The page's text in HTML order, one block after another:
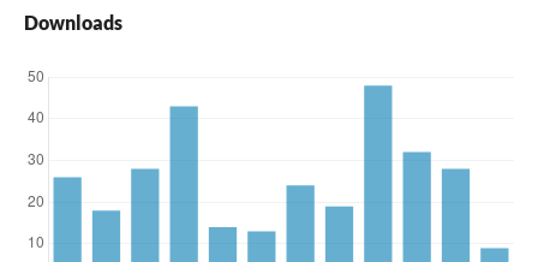
Downloads